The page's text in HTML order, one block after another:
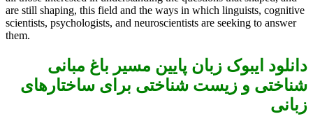
are still shaping, this field and the ways in which linguists, cognitive
scientists, psychologists, and neuroscientists are seeking to answer
them.
دانلود ایبوک زبان پایین مسیر باغ مبانی
شناختی و زیست شناختی برای ساختارهای
زبانی